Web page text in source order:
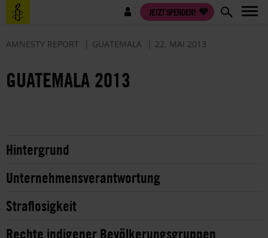
Direkt
zum
Benutzermenü JETZT SPENDEN!
AMNESTY REPORT GUATEMALA 22. MAI 2013
GUATEMALA 2013
Hintergrund
Unternehmensverantwortung
Straflosigkeit
Rechte indigener Bevölkerungsgruppen